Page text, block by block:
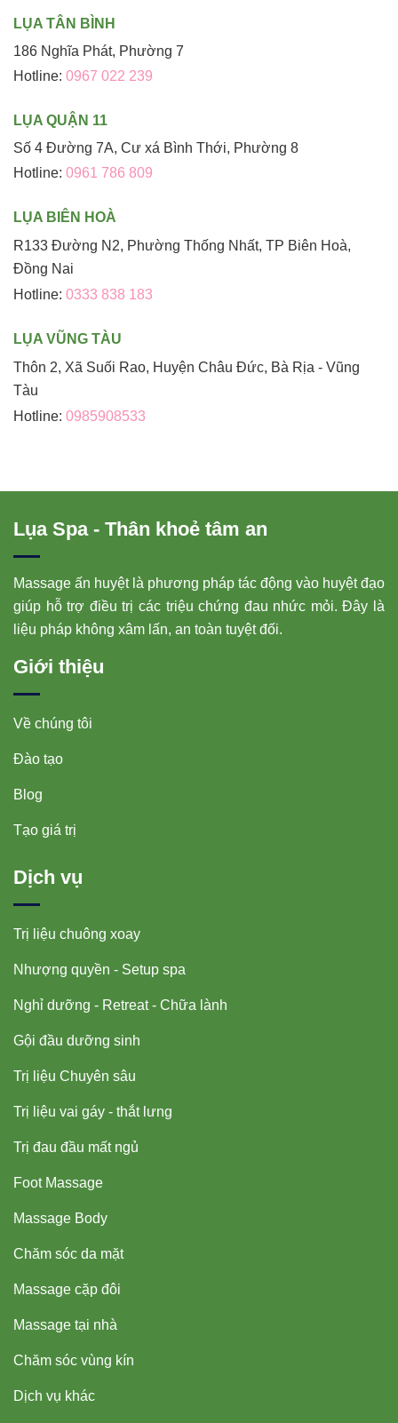
LỤA TÂN BÌNH
186 Nghĩa Phát, Phường 7
Hotline: 0967 022 239
LỤA QUẬN 11
Số 4 Đường 7A, Cư xá Bình Thới, Phường 8
Hotline: 0961 786 809
LỤA BIÊN HOÀ
R133 Đường N2, Phường Thống Nhất, TP Biên Hoà,
Đồng Nai
Hotline: 0333 838 183
LỤA VŨNG TÀU
Thôn 2, Xã Suối Rao, Huyện Châu Đức, Bà Rịa - Vũng
Tàu
Hotline: 0985908533
Lụa Spa - Thân khoẻ tâm an
Massage ấn huyệt là phương pháp tác động vào huyệt đạo
giúp hỗ trợ điều trị các triệu chứng đau nhức mỏi. Đây là
liệu pháp không xâm lấn, an toàn tuyệt đối.
Giới thiệu
Về chúng tôi
Đào tạo
Blog
Tạo giá trị
Dịch vụ
Trị liệu chuông xoay
Nhượng quyền - Setup spa
Nghỉ dưỡng - Retreat - Chữa lành
Gội đầu dưỡng sinh
Trị liệu Chuyên sâu
Trị liệu vai gáy - thắt lưng
Trị đau đầu mất ngủ
Foot Massage
Massage Body
Chăm sóc da mặt
Massage cặp đôi
Massage tại nhà
Chăm sóc vùng kín
Dịch vụ khác